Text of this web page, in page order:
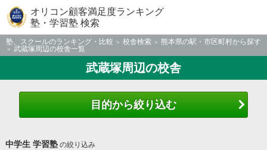
オリコン顧客満足度ランキング
塾・学習塾 検索
塾、スクールのランキング・比較 校舎検索
熊本県の駅・市区町村から探す
武蔵塚周辺の校舎一覧
武蔵塚周辺の校舎
目的から絞り込む
中学生 学習塾の絞り込み